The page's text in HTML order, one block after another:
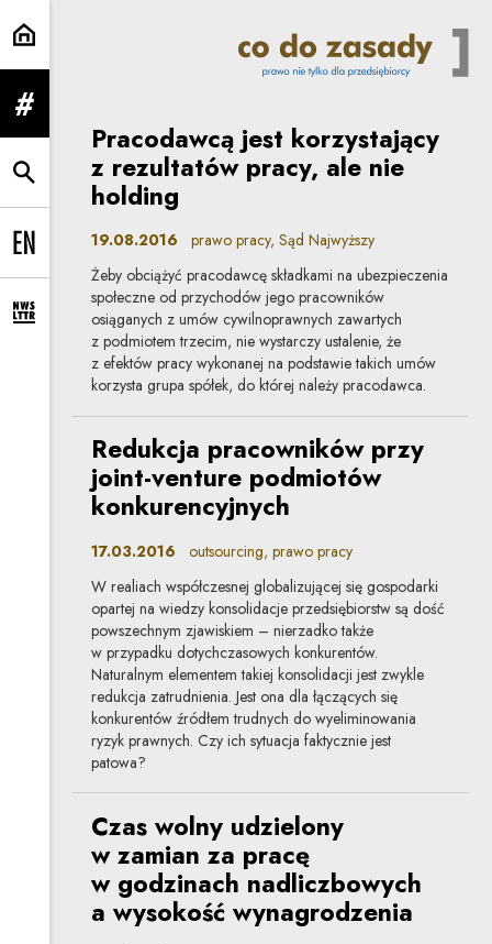
prawo pracy | Co do zasady
rozwiń menu
rozwiń wyszukiwarkę
Change language to EN
rozwiń formularz zapisu na newsletter
Pracodawcą jest korzystający
z rezultatów pracy, ale nie
holding
19.08.2016 prawo pracy, Sąd Najwyższy
Żeby obciążyć pracodawcę składkami na ubezpieczenia
społeczne od przychodów jego pracowników
osiąganych z umów cywilnoprawnych zawartych
z podmiotem trzecim, nie wystarczy ustalenie, że
z efektów pracy wykonanej na podstawie takich umów
korzysta grupa spółek, do której należy pracodawca.
Redukcja pracowników przy
joint-venture podmiotów
konkurencyjnych
17.03.2016 outsourcing, prawo pracy
W realiach współczesnej globalizującej się gospodarki
opartej na wiedzy konsolidacje przedsiębiorstw są dość
powszechnym zjawiskiem – nierzadko także
w przypadku dotychczasowych konkurentów.
Naturalnym elementem takiej konsolidacji jest zwykle
redukcja zatrudnienia. Jest ona dla łączących się
konkurentów źródłem trudnych do wyeliminowania
ryzyk prawnych. Czy ich sytuacja faktycznie jest
patowa?
Czas wolny udzielony
w zamian za pracę
w godzinach nadliczbowych
a wysokość wynagrodzenia